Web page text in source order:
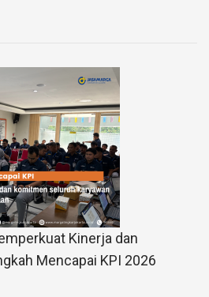
Kinerja dan
Mencapai KPI 2026